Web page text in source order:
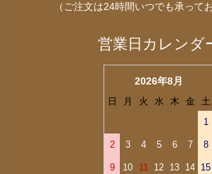
（ご注文は24時間いつでも承って
営業日カレンダ
2026年8月
日 月 火 水 木 金
土
1
2 3 4 5 6 7 8
9 10 11 12 13 14 15